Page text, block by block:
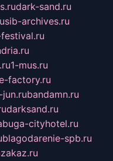
dark-sand.ru
sib-archives.ru
1-mus.ru
factory.ru
bandamn.ru
darksand.ru
cityhotel.ru
blagodarenie-spb.ru